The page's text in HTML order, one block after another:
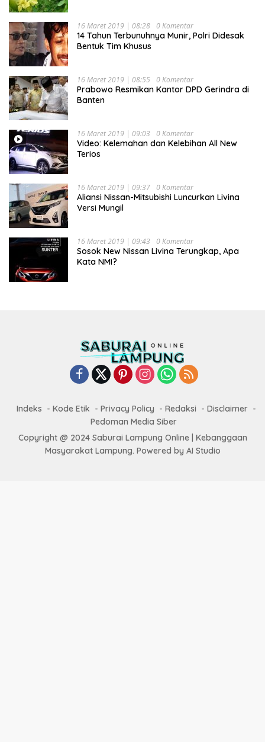
16 Maret 2019 | 08:28 0 Komentar
14 Tahun Terbunuhnya Munir, Polri Didesak
Bentuk Tim Khusus
16 Maret 2019 | 08:55 0 Komentar
Prabowo Resmikan Kantor DPD Gerindra di
Banten
16 Maret 2019 | 09:03 0 Komentar
Video: Kelemahan dan Kelebihan All New
Terios
16 Maret 2019 | 09:37 0 Komentar
Aliansi Nissan-Mitsubishi Luncurkan Livina
Versi Mungil
16 Maret 2019 | 09:43 0 Komentar
Sosok New Nissan Livina Terungkap, Apa
Kata NMI?
Indeks Kode Etik Privacy Policy Redaksi
Disclaimer
Pedoman Media Siber
Copyright @ 2024 Saburai Lampung Online | Kebanggaan
Masyarakat Lampung. Powered by AI Studio